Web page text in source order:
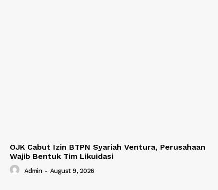
OJK Cabut Izin BTPN Syariah Ventura, Perusahaan
Wajib Bentuk Tim Likuidasi
Admin - August 9, 2026